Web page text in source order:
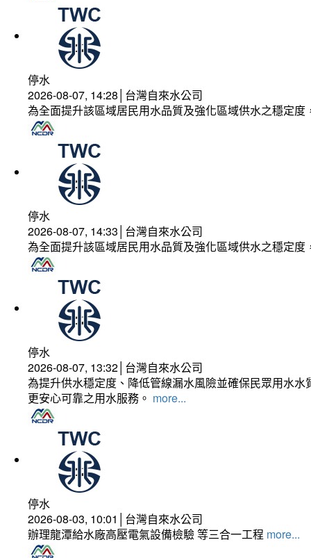
停水
2026-08-07, 14:28│台灣自來水公司
為全面提升該區域居民用水品質及強化區域供水之穩定
停水
2026-08-07, 14:33│台灣自來水公司
為全面提升該區域居民用水品質及強化區域供水之穩定
停水
2026-08-07, 13:32│台灣自來水公司
為提升供水穩定度、降低管線漏水風險並確保民眾用水
更安心可靠之用水服務。 more...
停水
2026-08-03, 10:01│台灣自來水公司
辦理龍潭給水廠高壓電氣設備檢驗 等三合一工程 more...